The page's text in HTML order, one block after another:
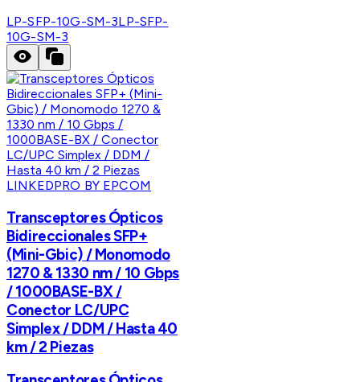
LP-SFP-10G-SM-3LP-SFP-
10G-SM-3
LINKEDPRO BY EPCOM
Transceptores Ópticos
Bidireccionales SFP+
(Mini-Gbic) / Monomodo
1270 & 1330 nm / 10 Gbps
/ 1000BASE-BX /
Conector LC/UPC
Simplex / DDM / Hasta 40
km / 2 Piezas